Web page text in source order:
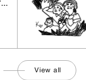
View all